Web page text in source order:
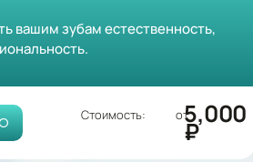
вашим зубам естественность,
Стоимость: от5,000
₽